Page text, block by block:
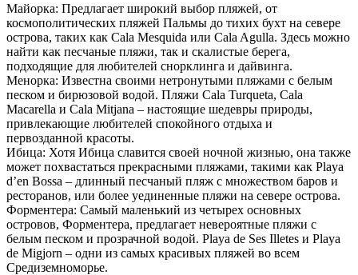
Майорка: Предлагает широкий выбор пляжей, от
космополитических пляжей Пальмы до тихих бухт на севере
острова, таких как Cala Mesquida или Cala Agulla. Здесь можно
найти как песчаные пляжи, так и скалистые берега,
подходящие для любителей снорклинга и дайвинга.
Менорка: Известна своими нетронутыми пляжами с белым
песком и бирюзовой водой. Пляжи Cala Turqueta, Cala
Macarella и Cala Mitjana – настоящие шедевры природы,
привлекающие любителей спокойного отдыха и
первозданной красоты.
Ибица: Хотя Ибица славится своей ночной жизнью, она также
может похвастаться прекрасными пляжами, такими как Playa
d’en Bossa – длинный песчаный пляж с множеством баров и
ресторанов, или более уединенные пляжи на севере острова.
Форментера: Самый маленький из четырех основных
островов, Форментера, предлагает невероятные пляжи с
белым песком и прозрачной водой. Playa de Ses Illetes и Playa
de Migjorn – одни из самых красивых пляжей во всем
Средиземноморье.